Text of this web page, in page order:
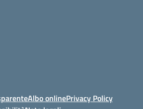
Albo onlinePrivacy Policy